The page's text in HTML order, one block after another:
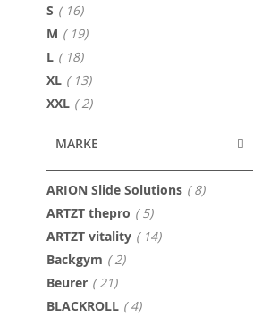
S 16Artikel
M 19Artikel
L 18Artikel
XL 13Artikel
XXL 2Artikel
MARKE
ARION Slide Solutions 8Artikel
ARTZT thepro 5Artikel
ARTZT vitality 14Artikel
Backgym 2Artikel
Beurer 21Artikel
BLACKROLL 4Artikel